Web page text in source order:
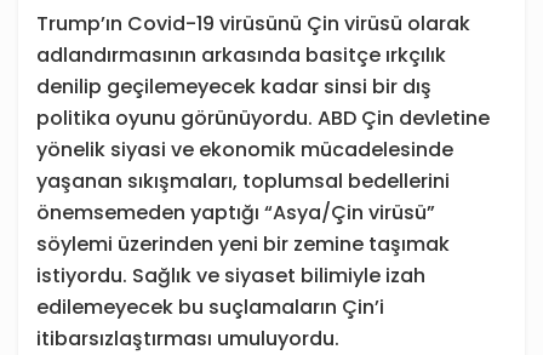
Trump’ın Covid-19 virüsünü Çin virüsü olarak
adlandırmasının arkasında basitçe ırkçılık
denilip geçilemeyecek kadar sinsi bir dış
politika oyunu görünüyordu. ABD Çin devletine
yönelik siyasi ve ekonomik mücadelesinde
yaşanan sıkışmaları, toplumsal bedellerini
önemsemeden yaptığı “Asya/Çin virüsü”
söylemi üzerinden yeni bir zemine taşımak
istiyordu. Sağlık ve siyaset bilimiyle izah
edilemeyecek bu suçlamaların Çin’i
itibarsızlaştırması umuluyordu.